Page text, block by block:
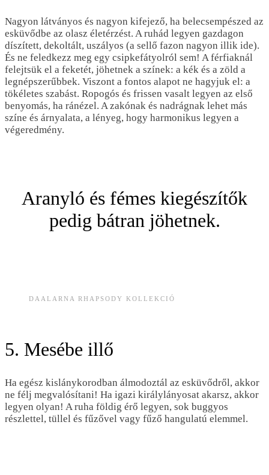
Nagyon látványos és nagyon kifejező, ha belecsempészed az
esküvődbe az olasz életérzést. A ruhád legyen gazdagon
díszített, dekoltált, uszályos (a sellő fazon nagyon illik ide).
És ne feledkezz meg egy csipkefátyolról sem! A férfiaknál
felejtsük el a feketét, jöhetnek a színek: a kék és a zöld a
legnépszerűbbek. Viszont a fontos alapot ne hagyjuk el: a
tökéletes szabást. Ropogós és frissen vasalt legyen az első
benyomás, ha ránézel. A zakónak és nadrágnak lehet más
színe és árnyalata, a lényeg, hogy harmonikus legyen a
végeredmény.
Aranyló és fémes kiegészítők
pedig bátran jöhetnek.
DAALARNA RHAPSODY KOLLEKCIÓ
5. Mesébe illő
Ha egész kislánykorodban álmodoztál az esküvődről, akkor
ne félj megvalósítani! Ha igazi királylányosat akarsz, akkor
legyen olyan! A ruha földig érő legyen, sok buggyos
részlettel, tüllel és fűzővel vagy fűző hangulatú elemmel.